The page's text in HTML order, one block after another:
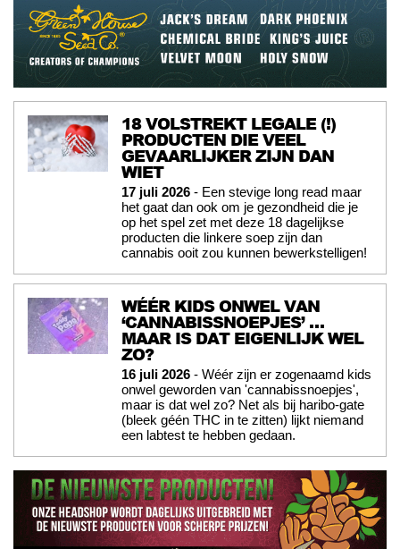
18 VOLSTREKT LEGALE (!)
PRODUCTEN DIE VEEL
GEVAARLIJKER ZIJN DAN
WIET
17 juli 2026 - Een stevige long read maar
het gaat dan ook om je gezondheid die je
op het spel zet met deze 18 dagelijkse
producten die linkere soep zijn dan
cannabis ooit zou kunnen bewerkstelligen!
WÉÉR KIDS ONWEL VAN
‘CANNABISSNOEPJES’ …
MAAR IS DAT EIGENLIJK WEL
ZO?
16 juli 2026 - Wéér zijn er zogenaamd kids
onwel geworden van 'cannabissnoepjes',
maar is dat wel zo? Net als bij haribo-gate
(bleek géén THC in te zitten) lijkt niemand
een labtest te hebben gedaan.